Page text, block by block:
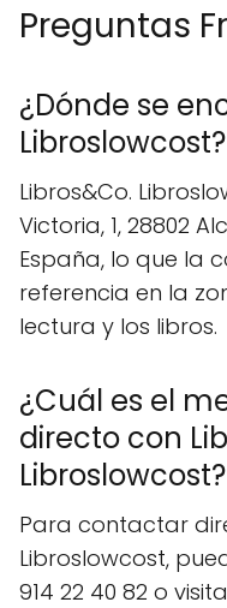
Preguntas
¿Dónde se
Libroslowcost?
Libros&Co.
Victoria, 1, 28802
España, lo que la
referencia en la
lectura y los libros.
¿Cuál es el
directo con
Libroslowcost?
Para contactar
Libroslowcost,
914 22 40 82 o